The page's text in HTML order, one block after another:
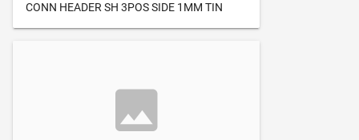
CONN HEADER SH 3POS SIDE 1MM TIN